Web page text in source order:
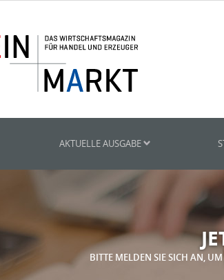
AKTUELLE AUSGABE
BITTE MELDEN SIE SICH AN,